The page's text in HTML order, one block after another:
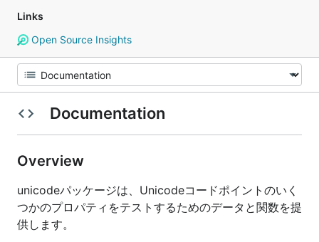
Links
Open Source Insights
Documentation
Overview
unicodeパッケージは、Unicodeコードポイントのいく
つかのプロパティをテストするためのデータと関数を提
供します。